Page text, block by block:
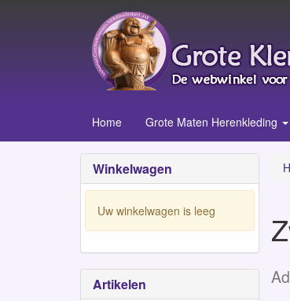
Home Grote Maten Herenkleding
Winkelwagen
Uw winkelwagen is leeg
Artikelen